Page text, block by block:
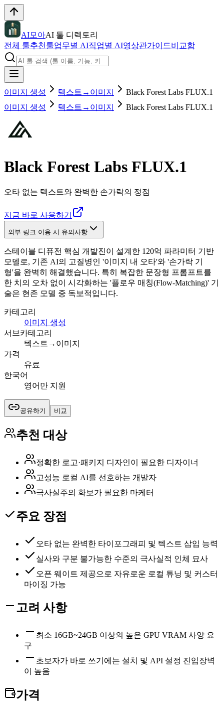
AI모아AI 툴 디렉토리
전체 툴추천툴업무별 AI직업별 AI영상관가이드비교함
이미지 생성 텍스트→이미지
Black Forest Labs FLUX.1
이미지 생성
텍스트→이미지 Black Forest Labs FLUX.1
Black Forest Labs FLUX.1
오타 없는 텍스트와 완벽한 손가락의 정점
지금 바로 사용하기
외부 링크 이용 시 유의사항
스테이블 디퓨전 핵심 개발진이 설계한 120억 파라미터 기반
모델로, 기존 AI의 고질병인 '이미지 내 오타'와 '손가락 기
형'을 완벽히 해결했습니다. 특히 복잡한 문장형 프롬프트를
한 치의 오차 없이 시각화하는 '플로우 매칭(Flow-Matching)' 기
술은 현존 모델 중 독보적입니다.
카테고리
이미지 생성
서브카테고리
텍스트→이미지
가격
유료
한국어
영어만 지원
공유하기 비교
추천 대상
정확한 로고·패키지 디자인이 필요한 디자이너
고성능 로컬 AI를 선호하는 개발자
극사실주의 화보가 필요한 마케터
주요 장점
오타 없는 완벽한 타이포그래피 및 텍스트 삽입 능력
실사와 구분 불가능한 수준의 극사실적 인체 묘사
오픈 웨이트 제공으로 자유로운 로컬 튜닝 및 커스터
마이징 가능
고려 사항
최소 16GB~24GB 이상의 높은 GPU VRAM 사양 요
구
초보자가 바로 쓰기에는 설치 및 API 설정 진입장벽
이 높음
가격